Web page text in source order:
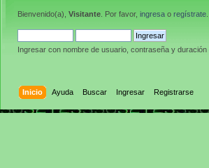
Bienvenido(a), Visitante . Por favor, ingresa o regístrate
Ingresar con nombre de usuario, contraseña y duración
Inicio Ayuda Buscar Ingresar Registrarse